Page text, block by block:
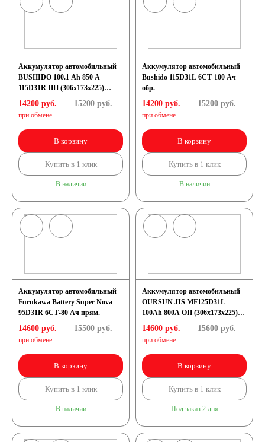
Аккумулятор автомобильный
BUSHIDO 100.1 Ah 850 A
115D31R ПП (306x173x225)
D31R
14200 руб.
при обмене
15200руб.
В корзину
Купить в 1 клик
В наличии
Аккумулятор автомобильный
Bushido 115D31L 6СТ-100 Ач
обр.
14200 руб.
при обмене
15200руб.
В корзину
Купить в 1 клик
В наличии
Аккумулятор автомобильный
Furukawa Battery Super Nova
95D31R 6СТ-80 Ач прям.
14600 руб.
при обмене
15500руб.
В корзину
Купить в 1 клик
В наличии
Аккумулятор автомобильный
OURSUN JIS MF125D31L
100Ah 800А ОП (306х173х225)
D31L
14600 руб.
при обмене
15600руб.
В корзину
Купить в 1 клик
Под заказ 2 дня